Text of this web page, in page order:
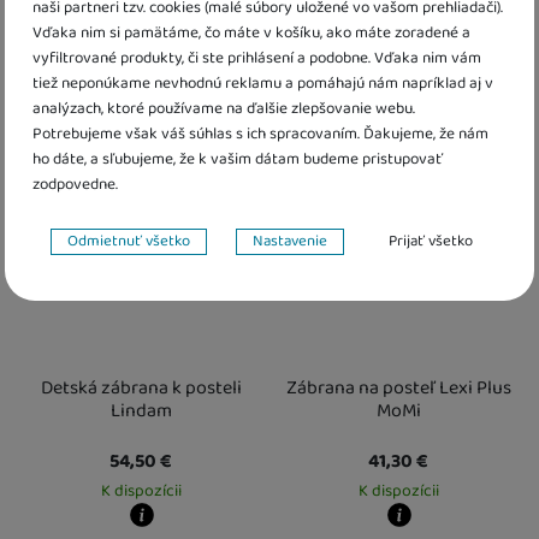
naši partneri tzv. cookies (malé súbory uložené vo vašom prehliadači).
Vďaka nim si pamätáme, čo máte v košíku, ako máte zoradené a
vyfiltrované produkty, či ste prihlásení a podobne. Vďaka nim vám
tiež neponúkame nevhodnú reklamu a pomáhajú nám napríklad aj v
analýzach, ktoré používame na ďalšie zlepšovanie webu.
Potrebujeme však váš súhlas s ich spracovaním. Ďakujeme, že nám
ho dáte, a sľubujeme, že k vašim dátam budeme pristupovať
zodpovedne.
Nastavenie súhlasov s kategóriami cookies
VŽDY AKTÍVNE
porovnávanie produktov a ďalšie nevyhnutné funkcie.
Preferenčné a rozšírené funkcie
Preferenčné a rozšírené funkcie
aby ste nemuseli všetko
nastavovať znova a aby ste sa s nami mohli spojiť napr. pomocou
Povolené
Odmietnuť všetko Nastavenie Prijať všetko
44,60€
K dispozícii
Kdy zboží dostanete?
Osobný odber vo výdajnom mieste13. 8.
U Vás doma14. 8.
51,90€
K dispozícii
Kdy zboží dostanete?
Osobný odber vo výdajnom mieste
U Vás doma14. 8.
Darček zadarmo
Detská zábrana k posteli
Lindam
54,50€
K dispozícii
Darček zadarmo
Zábrana na posteľ Lexi Plus
MoMi
41,30€
K dispozícii